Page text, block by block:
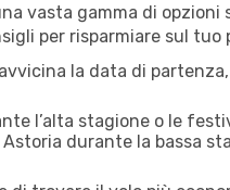
vasta gamma di opzioni
per risparmiare sul tuo
la data di
l’alta stagione o le
durante la bassa